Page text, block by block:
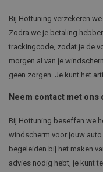
Bij Hottuning verzekeren
Zodra we je betaling
trackingcode, zodat je de
morgen al van je
geen zorgen. Je kunt het
Neem contact met ons
Bij Hottuning beseffen we
windscherm voor jouw
begeleiden bij het maken
advies nodig hebt, je kunt